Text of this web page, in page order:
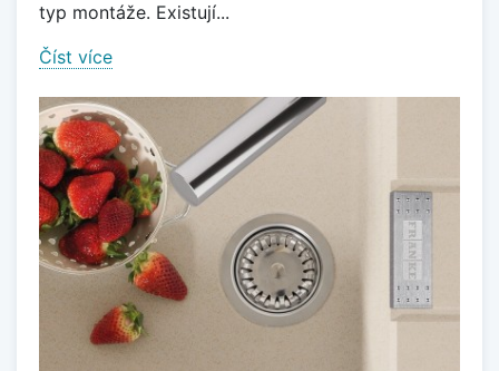
typ montáže. Existují...
Číst více